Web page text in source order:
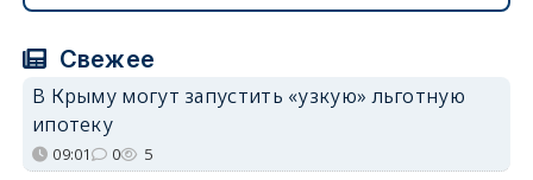
Свежее
В Крыму могут запустить «узкую» льготную
ипотеку
09:01 0 5